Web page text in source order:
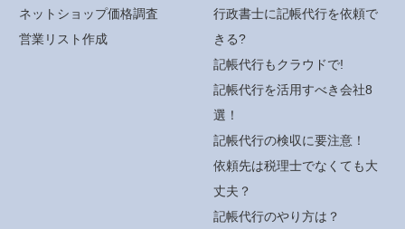
ネットショップ価格調査
営業リスト作成
行政書士に記帳代行を依頼で
きる?
記帳代行もクラウドで!
記帳代行を活用すべき会社8
選！
記帳代行の検収に要注意！
依頼先は税理士でなくても大
丈夫？
記帳代行のやり方は？